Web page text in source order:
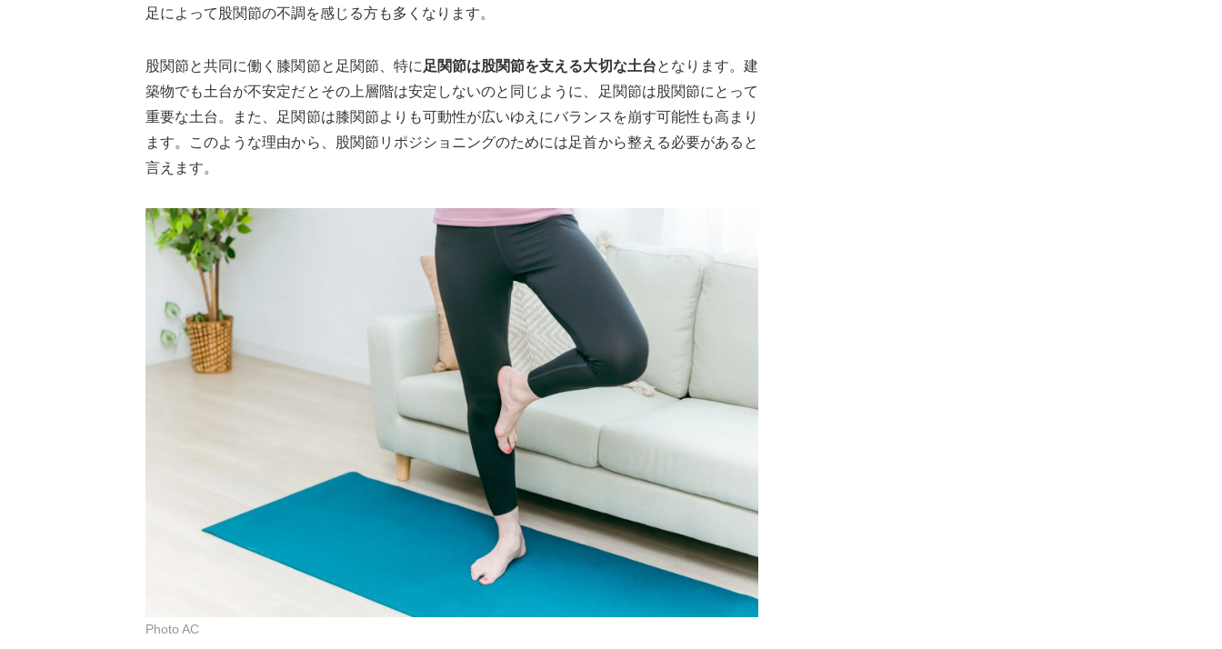
足によって股関節の不調を感じる方も多くなります。
股関節と共同に働く膝関節と足関節、特に 足関節は股関節を支える大切な土台となります。建
築物でも土台が不安定だとその上層階は安定しないのと同じように、足関節は股関節にとって
重要な土台。また、足関節は膝関節よりも可動性が広いゆえにバランスを崩す可能性も高まり
ます。このような理由から、股関節リポジショニングのためには足首から整える必要があると
言えます。
Photo AC